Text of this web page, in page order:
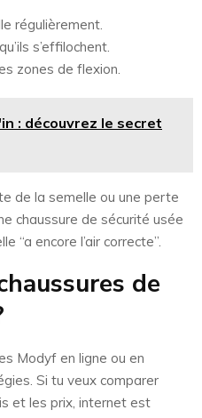
régulièrement.
s’effilochent.
zones de flexion.
: découvrez le secret
de la semelle ou une perte
chaussure de sécurité usée
“a encore l’air correcte”.
de
Modyf en ligne ou en
Si tu veux comparer
et les prix, internet est